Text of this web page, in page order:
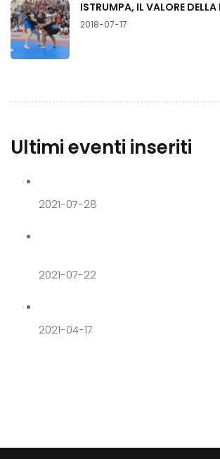
ISTRUMPA, IL VALORE
2018-07-17
Ultimi eventi inseriti
2021-07-28
2021-07-22
2021-04-17